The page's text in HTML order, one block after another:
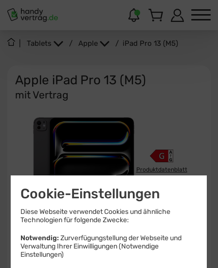
Tablets / Apple / iPad Pro 13 (M5)
Apple iPad Pro 13 (M5)
mit Vertrag
Produktdatenblatt
Produkt- und Sicherheitsinformationen
Cookie-Einstellungen
Diese Webseite verwendet Cookies und ähnliche
Technologien für folgende Zwecke:
Notwendig: Zurverfügungstellung der Webseite und
Verwaltung Ihrer Einwilligungen (Notwendige
Einstellungen)